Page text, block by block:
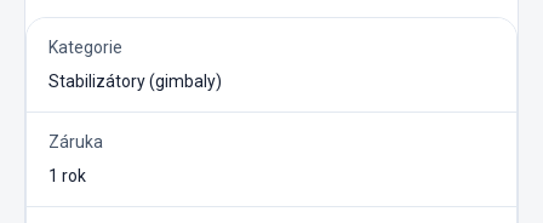
Kategorie
Stabilizátory (gimbaly)
Záruka
1 rok